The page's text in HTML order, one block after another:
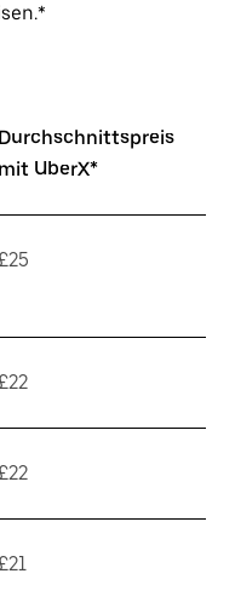
Durchschnittspreis
mit UberX*